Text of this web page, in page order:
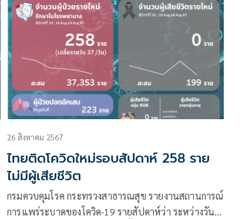
26 สิงหาคม 2567
ไทยติดโควิดใหม่รอบสัปดาห์ 258 ราย
ไม่มีผู้เสียชีวิต
กรมควบคุมโรค กระทรวงสาธารณสุข รายงานสถานการณ์
การแพร่ระบาดของโควิด-19 รายสัปดาห์ว่า ระหว่างวันที่